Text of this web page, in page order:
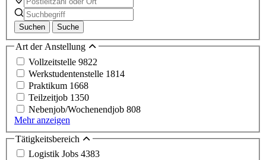
Suchen Suche
Art der Anstellung
Vollzeitstelle 9822
Werkstudentenstelle 1814
Praktikum 1668
Teilzeitjob 1350
Nebenjob/Wochenendjob 808
Mehr anzeigen
Tätigkeitsbereich
Logistik Jobs 4383